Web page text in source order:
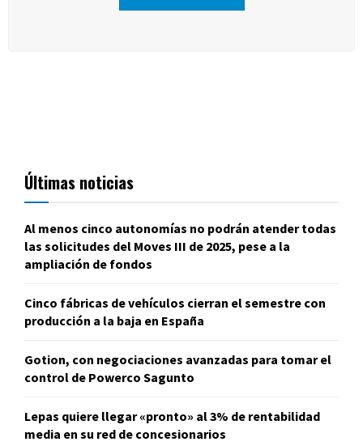
Últimas noticias
Al menos cinco autonomías no podrán atender todas
las solicitudes del Moves III de 2025, pese a la
ampliación de fondos
Cinco fábricas de vehículos cierran el semestre con
producción a la baja en España
Gotion, con negociaciones avanzadas para tomar el
control de Powerco Sagunto
Lepas quiere llegar «pronto» al 3% de rentabilidad
media en su red de concesionarios